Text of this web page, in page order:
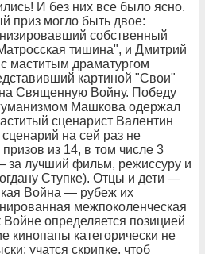
И без них все было ясно.
приз могло быть двое:
собственный
тишина", и Дмитрий
маститым драматургом
картиной "Свои"
Священную Войну. Победу
Машкова одержал
сценарист Валентин
на сей раз не
из 14, в том числе 3
за лучший фильм, режиссуру и
Ступке). Отцы и дети —
Война — рубеж их
межпоколенческая
определяется позицией
кинопапы категорически не
учатся скрипке, чтоб